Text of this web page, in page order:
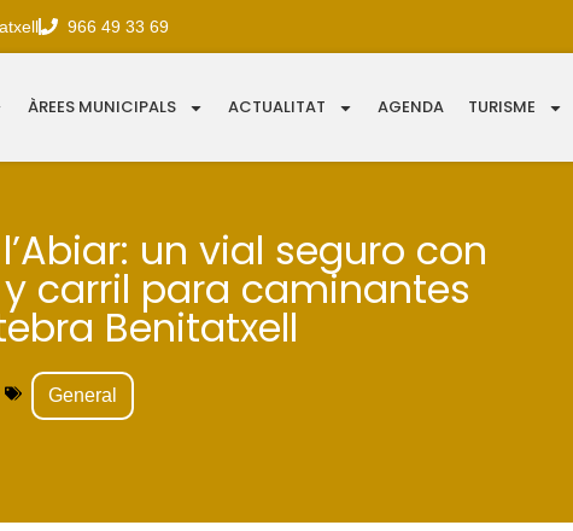
966 49 33 69
ÀREES MUNICIPALS ACTUALITAT AGENDA TURISME
un vial seguro con
carril para caminantes
Benitatxell
General